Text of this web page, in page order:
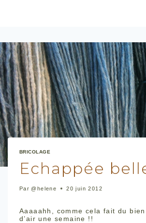
BRICOLAGE
Echappée
Par @helene 20 juin 2012
Aaaaahh, comme cela fait du
d’air une semaine !!